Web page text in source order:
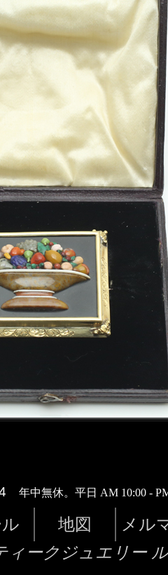
年中無休。平日 AM 10:00 -
地図 メル
ィークジュエリー